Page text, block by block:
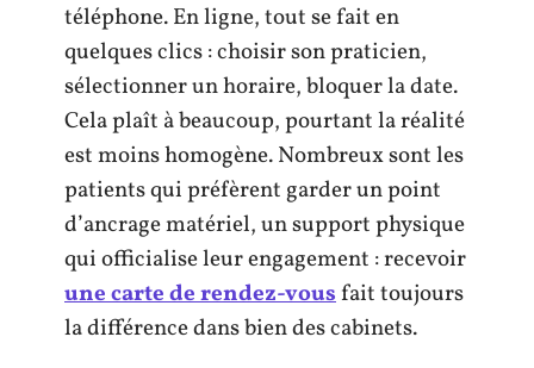
téléphone. En ligne, tout se fait en
quelques clics : choisir son praticien,
sélectionner un horaire, bloquer la date.
Cela plaît à beaucoup, pourtant la réalité
est moins homogène. Nombreux sont les
patients qui préfèrent garder un point
d’ancrage matériel, un support physique
qui officialise leur engagement : recevoir
une carte de rendez-vousfait toujours
la différence dans bien des cabinets.